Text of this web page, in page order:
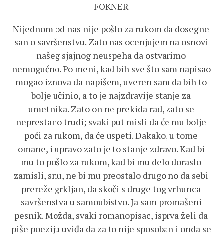
FOKNER
Nijednom od nas nije pošlo za rukom da dosegne
san o savršenstvu. Zato nas ocenjujem na osnovi
našeg sjajnog neuspeha da ostvarimo
nemogućno. Po meni, kad bih sve što sam napisao
mogao iznova da napišem, uveren sam da bih to
bolje učinio, a to je najzdravije stanje za
umetnika. Zato on ne prekida rad, zato se
neprestano trudi; svaki put misli da će mu bolje
poći za rukom, da će uspeti. Dakako, u tome
omane, i upravo zato je to stanje zdravo. Kad bi
mu to pošlo za rukom, kad bi mu delo doraslo
zamisli, snu, ne bi mu preostalo drugo no da sebi
prereže grkljan, da skoči s druge tog vrhunca
savršenstva u samoubistvo. Ja sam promašeni
pesnik. Možda, svaki romanopisac, isprva želi da
piše poeziju uviđa da za to nije sposoban i onda se